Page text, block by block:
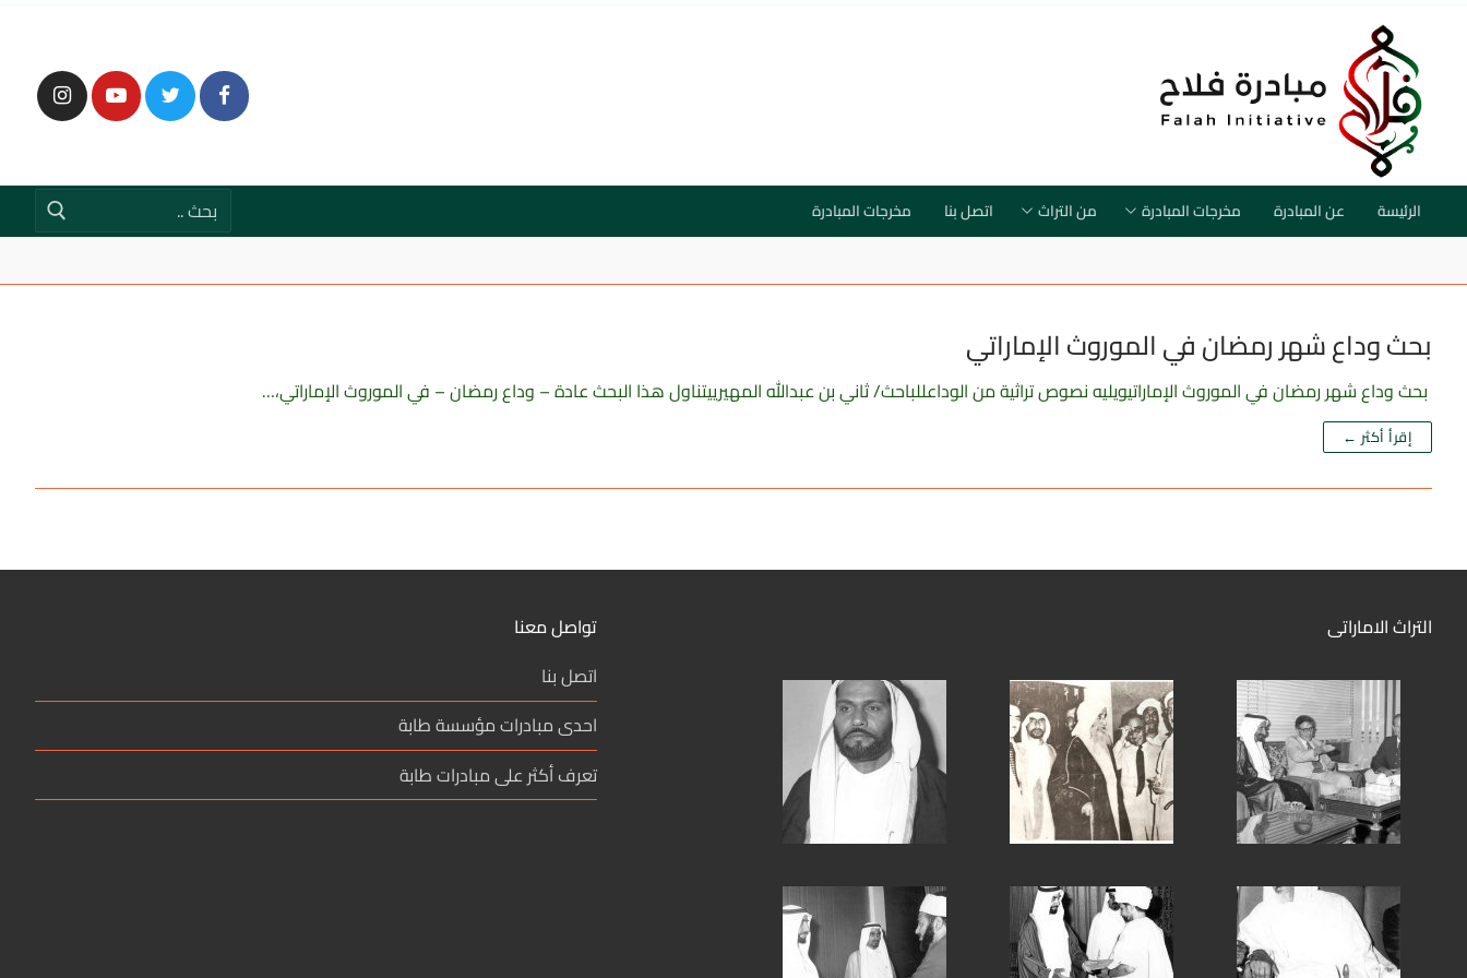
الرئيسة عن المبادرة مخرجات المبادرة من التراث اتصل بنا مخرجات المبادرة
بحث وداع شهر رمضان في الموروث الإماراتي
بحث وداع شهر رمضان في الموروث الإماراتيويليه نصوص تراثية من الوداعللباحث/ ثاني بن عبدالله المهيرييتناول هذا البحث عادة – وداع رمضان – في الموروث الإماراتي،…
إقرأ أكثر ←
التراث الاماراتى
تواصل معنا
اتصل بنا
احدى مبادرات مؤسسة طابة
تعرف أكثر على مبادرات طابة